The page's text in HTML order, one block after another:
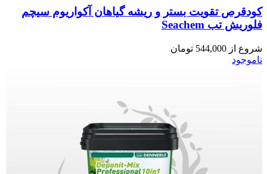
کودقرص تقویت بستر و ریشه گیاهان آکواریوم سیچم
فلوریش تب Seachem
شروع از 544,000 تومان
ناموجود